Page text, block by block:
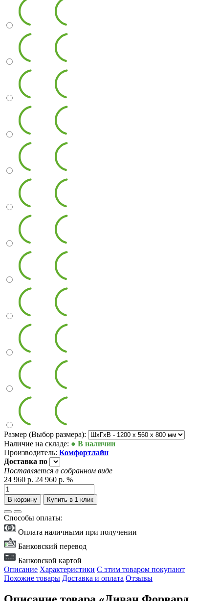
Размер (Выбор размера):
Наличие на складе: ● В наличии
Производитель: Комфортлайн
Доставка по
Поставляется в собранном виде
24 960 р. 24 960 р. %
В корзину Купить в 1 клик
Способы оплаты:
Оплата наличными при получении
Банковский перевод
Банковской картой
Описание Характеристики С этим товаром покупают
Похожие товары Доставка и оплата Отзывы